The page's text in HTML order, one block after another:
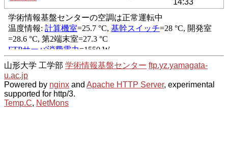
山形大学 工学部 学術情報基盤センター ftp.yz.yamagata-
u.ac.jp
Powered by nginx and Apache HTTP Server, experimental
supported for http/3.
Temp.C, NetMons